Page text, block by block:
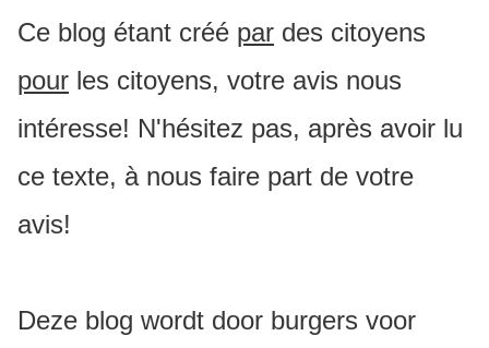
Ce blog étant créé par des citoyens
pour les citoyens, votre avis nous
intéresse! N'hésitez pas, après avoir lu
ce texte, à nous faire part de votre
avis!
Deze blog wordt door burgers voor